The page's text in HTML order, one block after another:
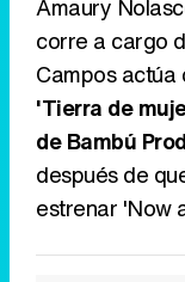
Amaury
corre a cargo
Campos actúa
'Tierra de
de Bambú
después de
estrenar 'Now